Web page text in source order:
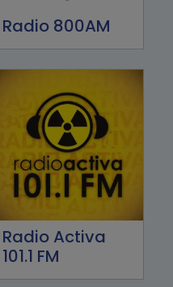
Radio 800AM
Radio Activa
101.1 FM